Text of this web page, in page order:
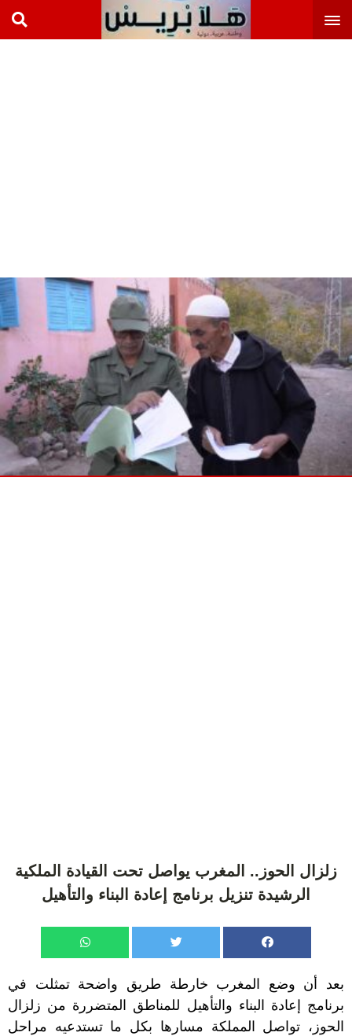
زلزال الحوز.. المغرب يواصل تحت القيادة الملكية
الرشيدة تنزيل برنامج إعادة البناء والتأهيل
بعد أن وضع المغرب خارطة طريق واضحة تمثلت في
برنامج إعادة البناء والتأهيل للمناطق المتضررة من زلزال
الحوز، تواصل المملكة مسارها بكل ما تستدعيه مراحل